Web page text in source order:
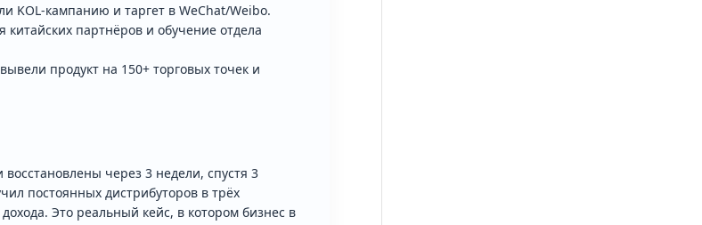
KOL-кампанию и таргет в WeChat/Weibo.
китайских партнёров и обучение отдела
продукт на 150+ торговых точек и
через 3 недели, спустя 3
постоянных дистрибуторов в трёх
Это реальный кейс, в котором бизнес в